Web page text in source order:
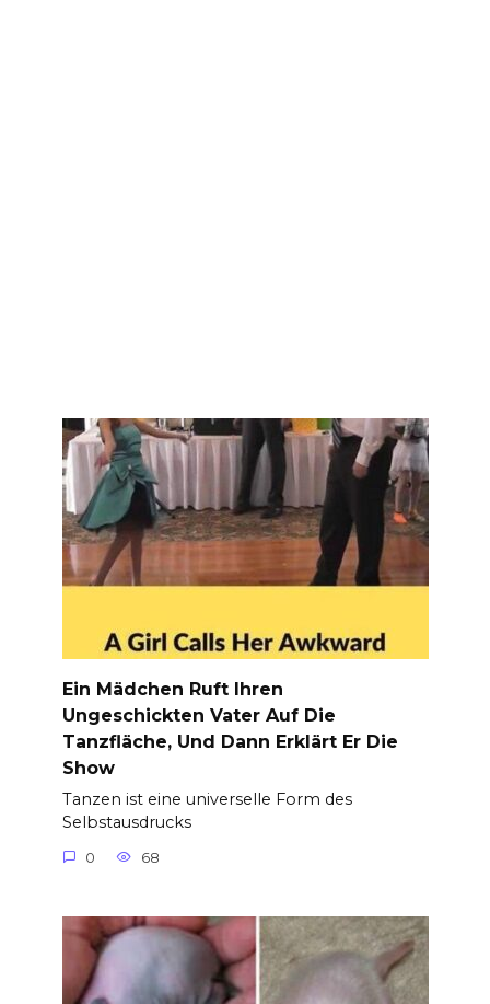
Ein Mädchen Ruft Ihren
Ungeschickten Vater Auf Die
Tanzfläche, Und Dann Erklärt Er Die
Show
Tanzen ist eine universelle Form des
Selbstausdrucks
0 68